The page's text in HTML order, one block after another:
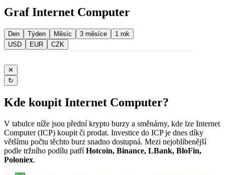
Graf Internet Computer
Den Týden Měsíc 3 měsíce
1 rok
USD
EUR CZK
✕
↻
Kde koupit Internet Computer?
V tabulce níže jsou přední krypto burzy a směnárny, kde lze Internet
Computer (ICP) koupit či prodat. Investice do ICP je dnes díky
většímu počtu těchto burz snadno dostupná. Mezi nejoblíbenější
podle tržního podílu patříHotcoin, Binance, LBank, BloFin,
Poloniex.